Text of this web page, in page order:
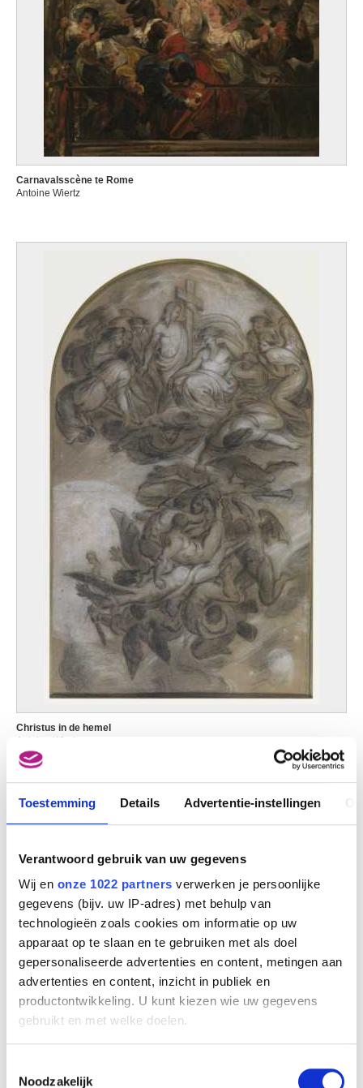
Toestemming Details Advertentie-instellingen
Verantwoord gebruik van uw gegevens
Wij en onze 1022 partners verwerken je persoonlijke
gegevens (bijv. uw IP-adres) met behulp van
technologieën zoals cookies om informatie op uw
apparaat op te slaan en te gebruiken met als doel
gepersonaliseerde advertenties en content, metingen aan
advertenties en content, inzicht in publiek en
productontwikkeling. U kunt kiezen wie uw gegevens
gebruikt en met welke doelen.
Informatie verzamelen over uw geografische
Noodzakelijk
Carnavalsscène te Rome
Antoine Wiertz
Christus in de hemel
Antoine Wiertz
Christus in het graf. Linkerluik : Eva's eerste onrust na de zondeval.
Antoine Wiertz